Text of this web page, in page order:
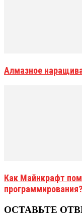
Алмазное
Как Майнкрафт
программирования?
ОСТАВЬТЕ